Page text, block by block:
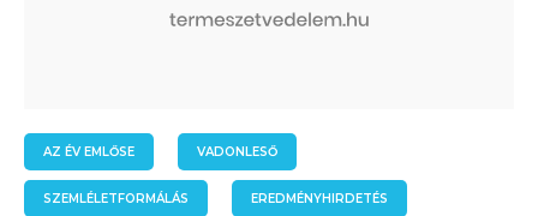
AZ ÉV EMLŐSE VADONLESŐ
SZEMLÉLETFORMÁLÁS EREDMÉNYHIRDETÉS